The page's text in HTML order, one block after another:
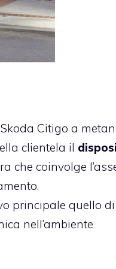
Citigo a
clientela il
che coinvolge
principale quello di
nell’ambiente